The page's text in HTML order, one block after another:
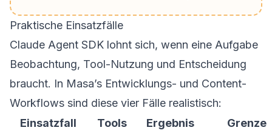
Praktische Einsatzfälle
Claude Agent SDK lohnt sich, wenn eine Aufgabe
Beobachtung, Tool-Nutzung und Entscheidung
braucht. In Masa’s Entwicklungs- und Content-
Workflows sind diese vier Fälle realistisch:
Einsatzfall
Tools Ergebnis Grenze